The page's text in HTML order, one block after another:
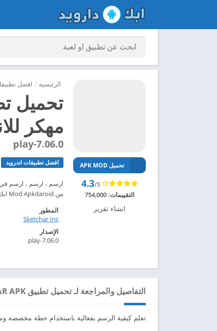
الرئيسية / افضل
مهكر
7.06.0-play
افضل تطبيقات اندرويد
من Mod Apkdaroid ابك دارويد تحميل تطبيق Sketchar APK مهكر للاندرويد 2024 – ابك دارويد
تحميل APK MOD
4.3/5
التقييمات:754,000
انشاء تقرير
المطور
Sketchar Inc‏
الإصدار
7.06.0-play
التفاصيل والمراجعة لـ تحميل تطبيق SKETCHAR APK مهكر للاندرويد 2024
تعلم كيفية الرسم بفعالية باستخدام خطة مخصصة